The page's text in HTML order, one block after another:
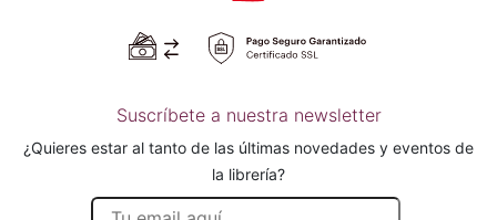
Suscríbete a nuestra newsletter
¿Quieres estar al tanto de las últimas novedades y eventos de
la librería?